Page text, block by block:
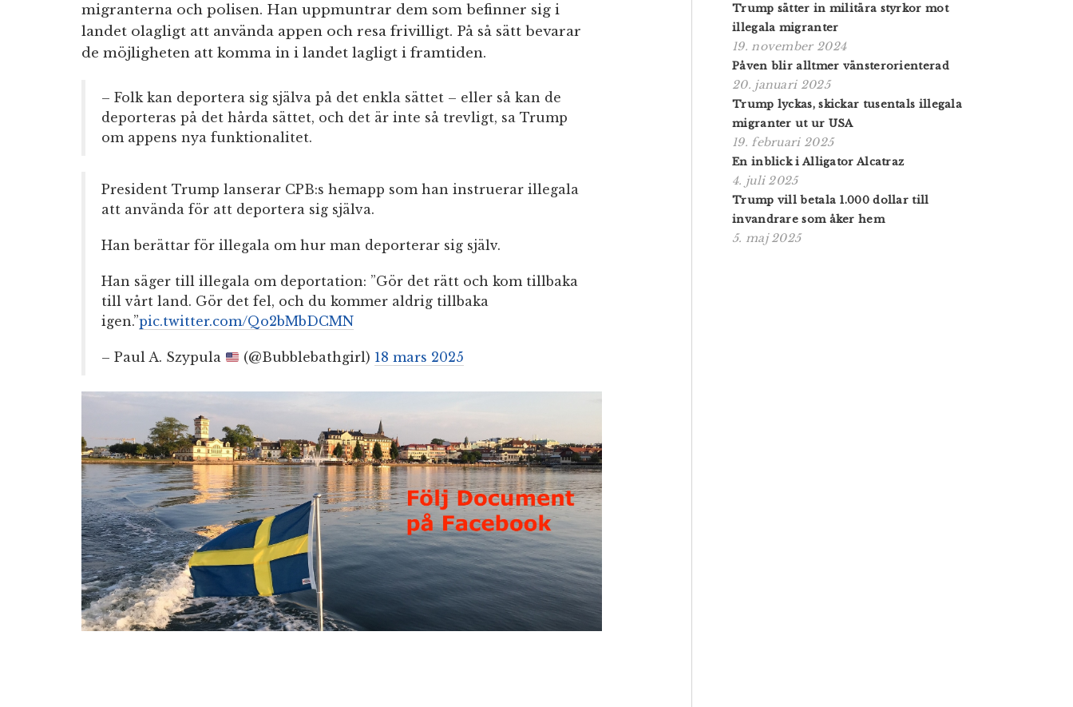
migranterna och polisen. Han uppmuntrar dem som befinner sig i
landet olagligt att använda appen och resa frivilligt. På så sätt bevarar
de möjligheten att komma in i landet lagligt i framtiden.
– Folk kan deportera sig själva på det enkla sättet – eller så kan de
deporteras på det hårda sättet, och det är inte så trevligt, sa Trump
om appens nya funktionalitet.
President Trump lanserar CPB:s hemapp som han instruerar illegala
att använda för att deportera sig själva.
Han berättar för illegala om hur man deporterar sig själv.
Han säger till illegala om deportation: ”Gör det rätt och kom tillbaka
till vårt land. Gör det fel, och du kommer aldrig tillbaka
igen.”pic.twitter.com/Qo2bMbDCMN
– Paul A. Szypula (@Bubblebathgirl) 18 mars 2025
Trump sätter in militära styrkor mot
illegala migranter
19. november 2024
Påven blir alltmer vänsterorienterad
20. januari 2025
Trump lyckas, skickar tusentals illegala
migranter ut ur USA
19. februari 2025
En inblick i Alligator Alcatraz
4. juli 2025
Trump vill betala 1.000 dollar till
invandrare som åker hem
5. maj 2025